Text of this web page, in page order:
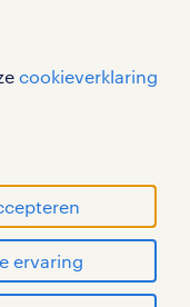
cookieverklaring
ervaring
SHAPING THE